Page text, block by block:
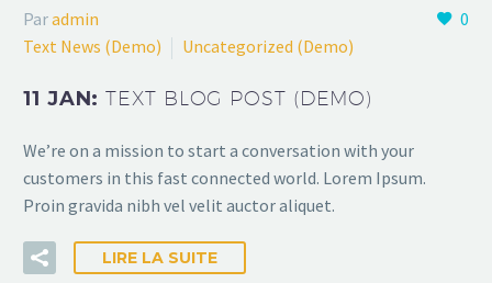
0
Paradmin
Text News (Demo)
Uncategorized (Demo)
11 JAN:TEXT BLOG POST (DEMO)
We’re on a mission to start a conversation with your
customers in this fast connected world. Lorem Ipsum.
Proin gravida nibh vel velit auctor aliquet.
LIRE LA SUITE